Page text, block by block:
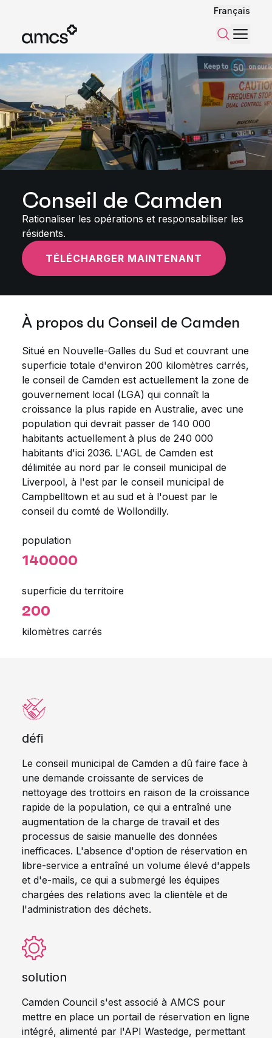
Français
Menu
Conseil de Camden
Rationaliser les opérations et responsabiliser les
résidents.
TÉLÉCHARGER MAINTENANT
À propos du Conseil de Camden
Situé en Nouvelle-Galles du Sud et couvrant une
superficie totale d'environ 200 kilomètres carrés,
le conseil de Camden est actuellement la zone de
gouvernement local (LGA) qui connaît la
croissance la plus rapide en Australie, avec une
population qui devrait passer de 140 000
habitants actuellement à plus de 240 000
habitants d'ici 2036. L'AGL de Camden est
délimitée au nord par le conseil municipal de
Liverpool, à l'est par le conseil municipal de
Campbelltown et au sud et à l'ouest par le
conseil du comté de Wollondilly.
population
140000
superficie du territoire
200
kilomètres carrés
défi
Le conseil municipal de Camden a dû faire face à
une demande croissante de services de
nettoyage des trottoirs en raison de la croissance
rapide de la population, ce qui a entraîné une
augmentation de la charge de travail et des
processus de saisie manuelle des données
inefficaces. L'absence d'option de réservation en
libre-service a entraîné un volume élevé d'appels
et d'e-mails, ce qui a submergé les équipes
chargées des relations avec la clientèle et de
l'administration des déchets.
solution
Camden Council s'est associé à AMCS pour
mettre en place un portail de réservation en ligne
intégré, alimenté par l'API Wastedge, permettant